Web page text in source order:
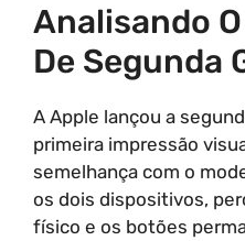
Analisando
De Segunda
A Apple lançou a
primeira impressão
semelhança com o
os dois dispositivos,
físico e os botões